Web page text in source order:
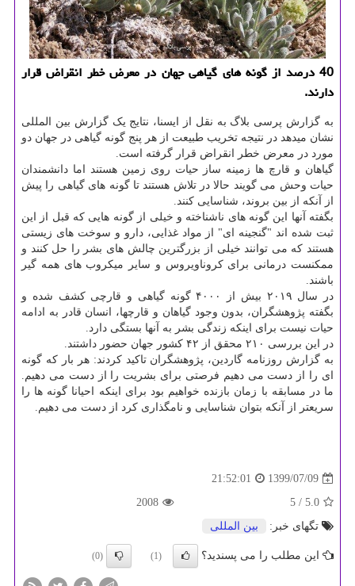
40 درصد از گونه های گیاهی جهان در معرض خطر انقراض قرار
دارند.
به گزارش پرسی بلاگ به نقل از ایسنا، نتایج یک گزارش بین المللی
نشان میدهد در نتیجه تخریب طبیعت از هر پنج گونه گیاهی در جهان دو
مورد در معرض خطر انقراض قرار گرفته است.
گیاهان و قارچ ها زمینه ساز حیات روی زمین هستند اما دانشمندان
حیات وحش می گویند حالا در تلاش هستند تا گونه های گیاهی را پیش
از آنکه از بین بروند، شناسایی کنند.
بگفته آنها این گونه های ناشناخته و خیلی از گونه هایی که قبل از این
ثبت شده اند "گنجینه ای" از مواد غذایی، دارو و سوخت های زیستی
هستند که می توانند خیلی از بزرگترین چالش های بشر را حل کنند و
ممکنست درمانی برای کروناویروس و سایر میکروب های همه گیر
باشند.
در سال ۲۰۱۹ بیش از ۴۰۰۰ گونه گیاهی و قارچی کشف شده و
بگفته پژوهشگران، بدون وجود گیاهان و قارچها، انسان قادر به ادامه
حیات نیست برای اینکه زندگی بشر به آنها بستگی دارد.
در این بررسی ۲۱۰ محقق از ۴۲ کشور جهان حضور داشتند.
به گزارش روزنامه گاردین، پژوهشگران تاکید کردند: هر بار که گونه
ای را از دست می دهیم فرصتی برای بشریت را از دست می دهیم.
ما در مسابقه با زمان بازنده خواهیم بود برای اینکه احیانا گونه ها را
سریعتر از آنکه بتوان شناسایی و نامگذاری کرد از دست می دهیم.
1399/07/09
21:52:01
5.0
/ 5
2008
تگهای خبر:
بین المللی
این مطلب را می پسندید؟ (1)
(0)